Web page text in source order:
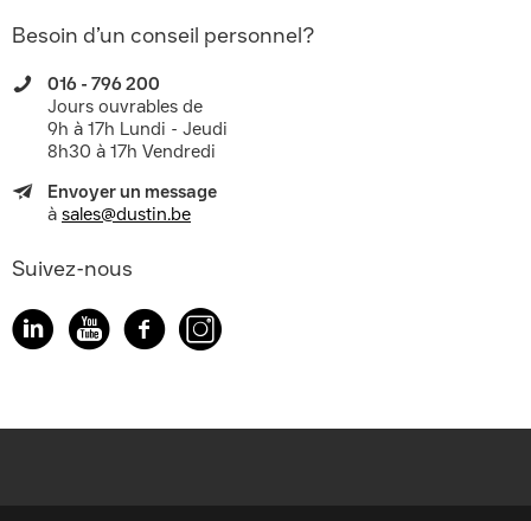
Besoin d’un conseil personnel?
016 - 796 200
Jours ouvrables de
9h à 17h Lundi - Jeudi
8h30 à 17h Vendredi
Envoyer un message
à sales@dustin.be
Suivez-nous